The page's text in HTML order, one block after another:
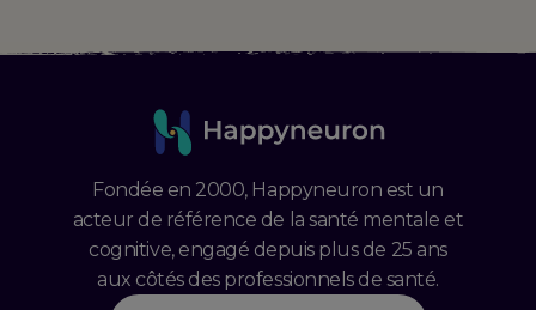
Fondée en 2000, Happyneuron est un
acteur de référence de la santé mentale et
cognitive, engagé depuis plus de 25 ans
aux côtés des professionnels de santé.